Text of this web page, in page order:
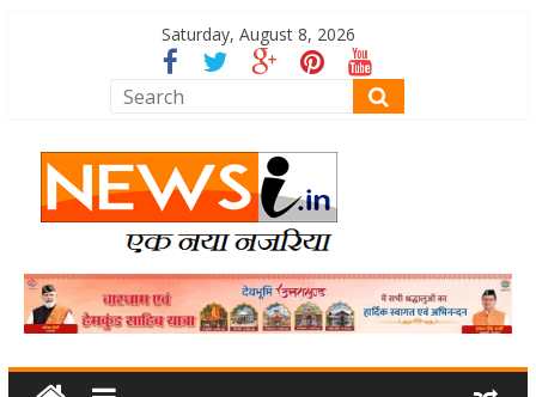
Saturday, August 8, 2026